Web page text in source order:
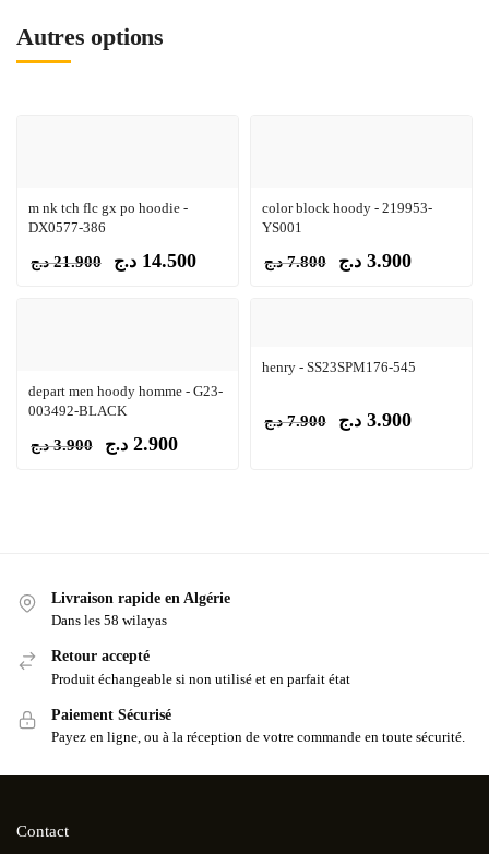
Autres options
m nk tch flc gx po hoodie -
DX0577-386
21.900 د.ج 14.500 د.ج
color block hoody - 219953-
YS001
7.800 د.ج 3.900 د.ج
depart men hoody homme - G23-
003492-BLACK
3.900 د.ج 2.900 د.ج
henry - SS23SPM176-545
7.900 د.ج 3.900 د.ج
Livraison rapide en Algérie
Dans les 58 wilayas
Retour accepté
Produit échangeable si non utilisé et en parfait état
Paiement Sécurisé
Payez en ligne, ou à la réception de votre commande en toute sécurité.
Contact